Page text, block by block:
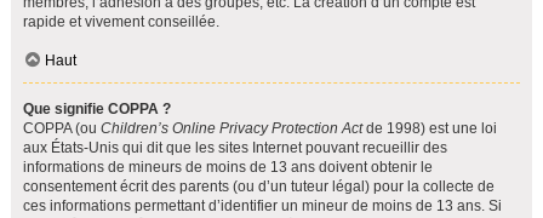
rapide et vivement conseillée.
Haut
Que signifie COPPA ?
COPPA (ou Children’s Online Privacy Protection Actde 1998) est une loi
aux États-Unis qui dit que les sites Internet pouvant recueillir des
informations de mineurs de moins de 13 ans doivent obtenir le
consentement écrit des parents (ou d’un tuteur légal) pour la collecte de
ces informations permettant d’identifier un mineur de moins de 13 ans. Si